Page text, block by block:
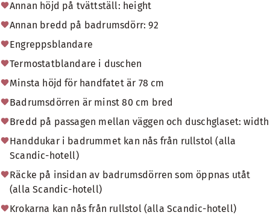
Annan höjd på tvättställ: height
Annan bredd på badrumsdörr: 92
Engreppsblandare
Termostatblandare i duschen
Minsta höjd för handfatet är 78 cm
Badrumsdörren är minst 80 cm bred
Bredd på passagen mellan väggen och duschglaset: width
Handdukar i badrummet kan nås från rullstol (alla
Scandic-hotell)
Räcke på insidan av badrumsdörren som öppnas utåt
(alla Scandic-hotell)
Krokarna kan nås från rullstol (alla Scandic-hotell)